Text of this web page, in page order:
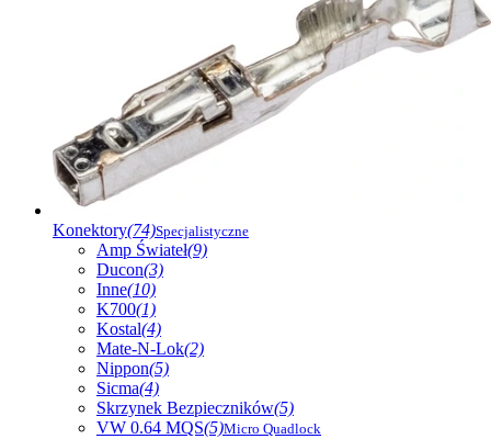
Konektory(74)Specjalistyczne
Amp Świateł(9)
Ducon(3)
Inne(10)
K700(1)
Kostal(4)
Mate-N-Lok(2)
Nippon(5)
Sicma(4)
Skrzynek Bezpieczników(5)
VW 0.64 MQS(5)Micro Quadlock